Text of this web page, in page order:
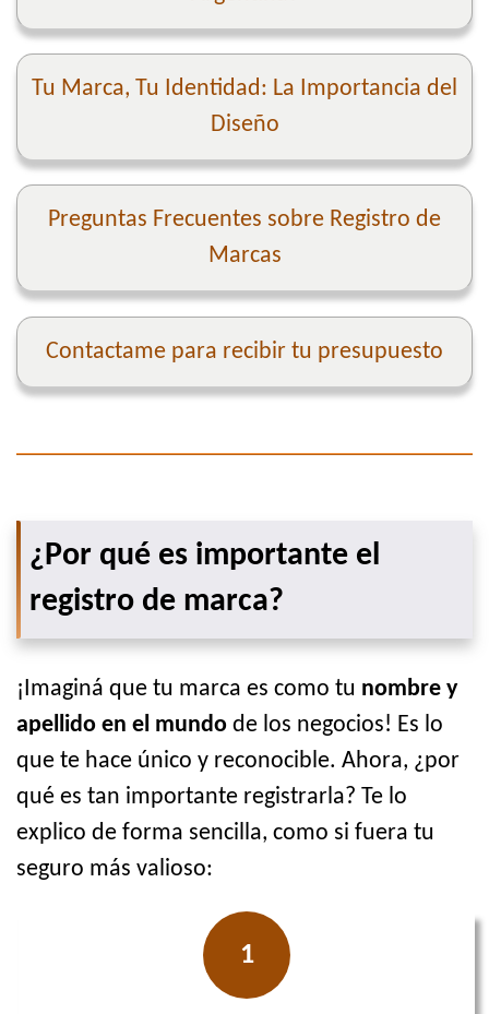
Tu Marca, Tu Identidad: La Importancia del
Diseño
Preguntas Frecuentes sobre Registro de
Marcas
Contactame para recibir tu presupuesto
¿Por qué es importante el
registro de marca?
¡Imaginá que tu marca es como tu nombre y
apellido en el mundo de los negocios! Es lo
que te hace único y reconocible. Ahora, ¿por
qué es tan importante registrarla? Te lo
explico de forma sencilla, como si fuera tu
seguro más valioso:
1